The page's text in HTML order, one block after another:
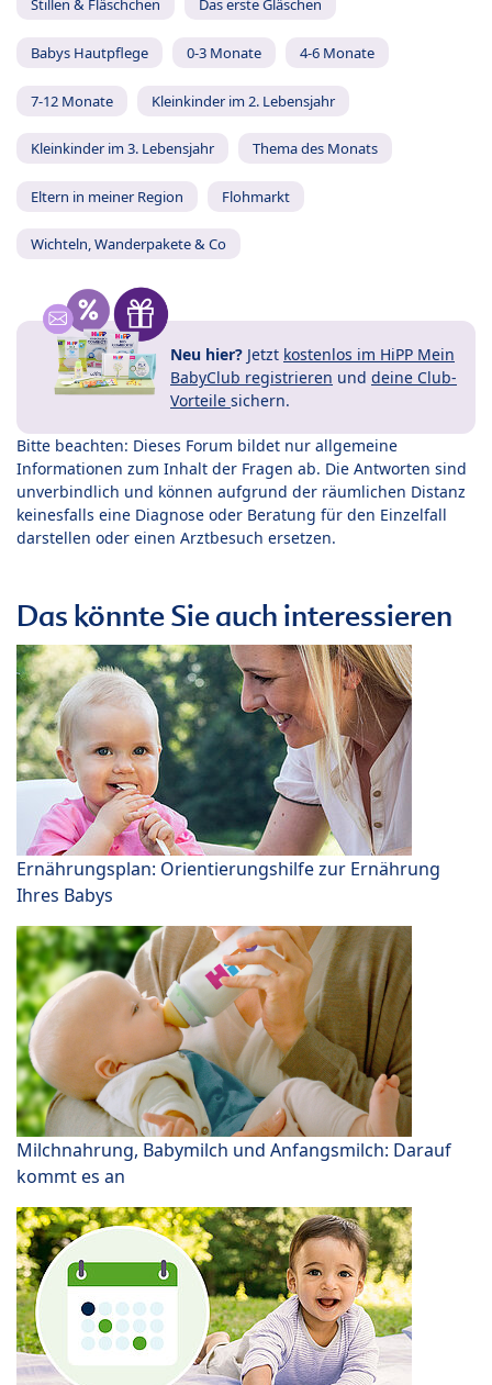
Stillen & Fläschchen Das erste Gläschen
Babys Hautpflege 0-3 Monate 4-6 Monate
7-12 Monate Kleinkinder im 2. Lebensjahr
Kleinkinder im 3. Lebensjahr Thema des Monats
Eltern in meiner Region Flohmarkt
Wichteln, Wanderpakete & Co
Neu hier? Jetzt kostenlos im HiPP Mein
BabyClub registrieren und deine Club-
Vorteile sichern.
Bitte beachten: Dieses Forum bildet nur allgemeine
Informationen zum Inhalt der Fragen ab. Die Antworten sind
unverbindlich und können aufgrund der räumlichen Distanz
keinesfalls eine Diagnose oder Beratung für den Einzelfall
darstellen oder einen Arztbesuch ersetzen.
Das könnte Sie auch interessieren
Ernährungsplan: Orientierungshilfe zur Ernährung
Ihres Babys
Milchnahrung, Babymilch und Anfangsmilch: Darauf
kommt es an